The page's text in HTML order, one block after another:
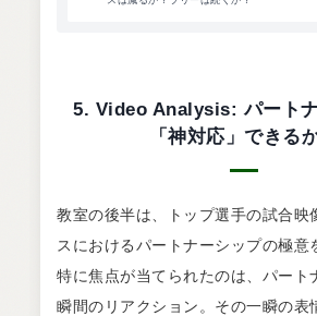
5. Video Analysis: パート
「神対応」できる
教室の後半は、トップ選手の試合映
スにおけるパートナーシップの極意
特に焦点が当てられたのは、パート
瞬間のリアクション。その一瞬の表